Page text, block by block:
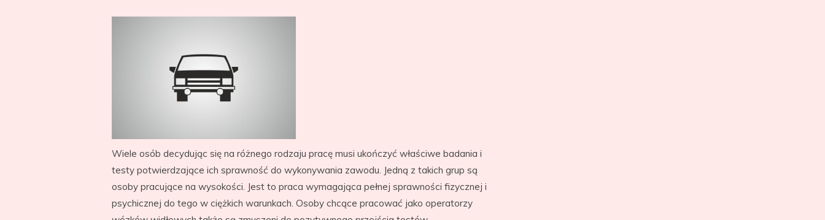
Wiele osób decydując się na różnego rodzaju pracę musi ukończyć właściwe badania i
testy potwierdzające ich sprawność do wykonywania zawodu. Jedną z takich grup są
osoby pracujące na wysokości. Jest to praca wymagająca pełnej sprawności fizycznej i
psychicznej do tego w ciężkich warunkach. Osoby chcące pracować jako operatorzy